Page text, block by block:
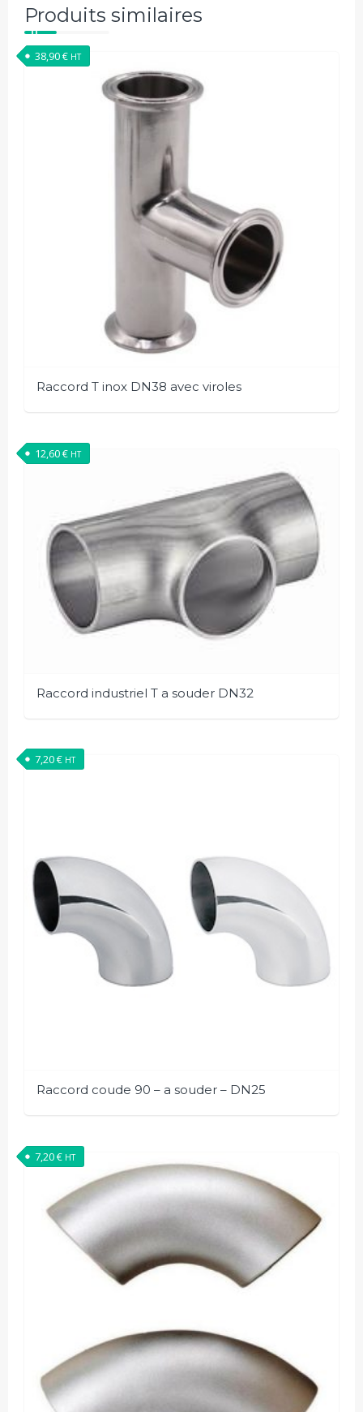
Produits similaires
Raccord T inox DN38 avec viroles
38,90€ HT
Raccord industriel T a souder DN32
12,60€ HT
Raccord coude 90 – a souder – DN25
7,20€ HT
7,20€ HT